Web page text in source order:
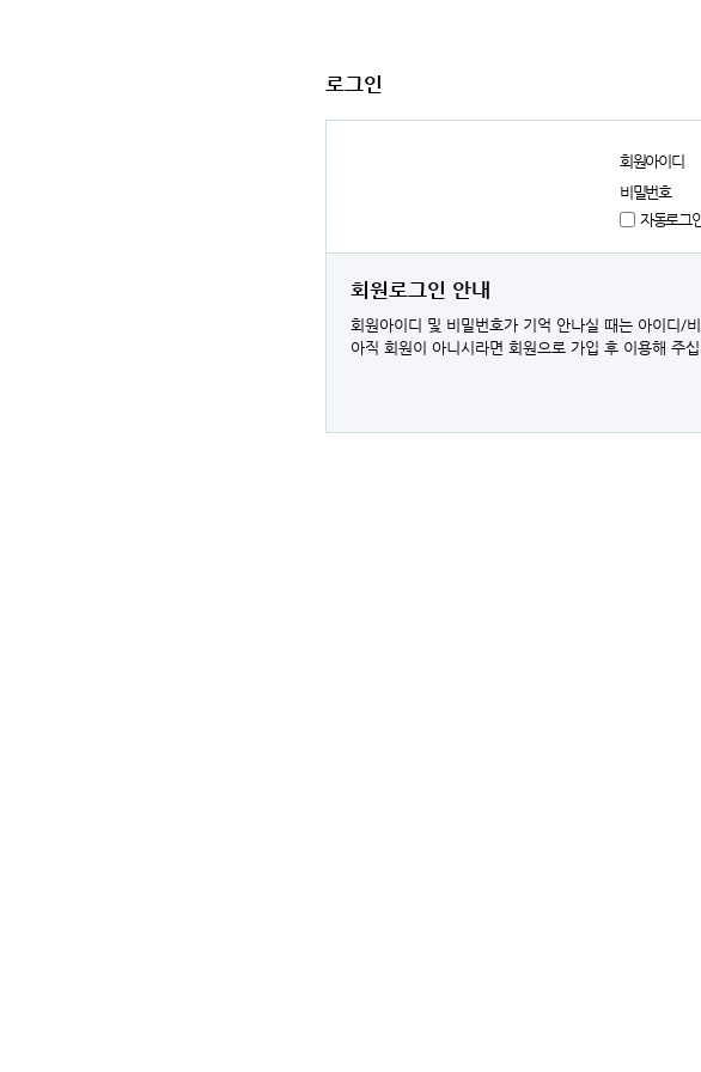
로그인
회원아이디
비밀번호
자동로그
회원로그인 안내
회원아이디 및 비밀번호가 기억 안나실 때는 아이디/
아직 회원이 아니시라면 회원으로 가입 후 이용해 주십